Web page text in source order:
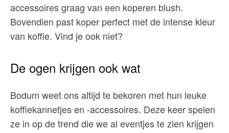
accessoires graag van een koperen blush.
Bovendien past koper perfect met de intense kleur
van koffie. Vind je ook niet?
De ogen krijgen ook wat
Bodum weet ons altijd te bekoren met hun leuke
koffiekannetjes en -accessoires. Deze keer spelen
ze in op de trend die we al eventjes te zien krijgen